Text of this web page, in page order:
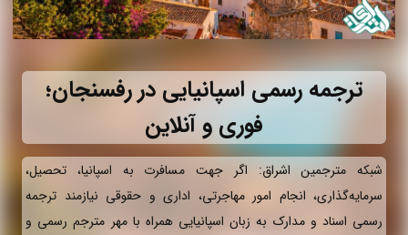
ترجمه رسمی اسپانیایی در رفسنجان؛
فوری و آنلاین
شبکه مترجمین اشراق: اگر جهت مسافرت به اسپانیا، تحصیل،
سرمایه‌گذاری، انجام امور مهاجرتی، اداری و حقوقی نیازمند ترجمه
رسمی اسناد و مدارک به زبان اسپانیایی همراه با مهر مترجم رسمی و